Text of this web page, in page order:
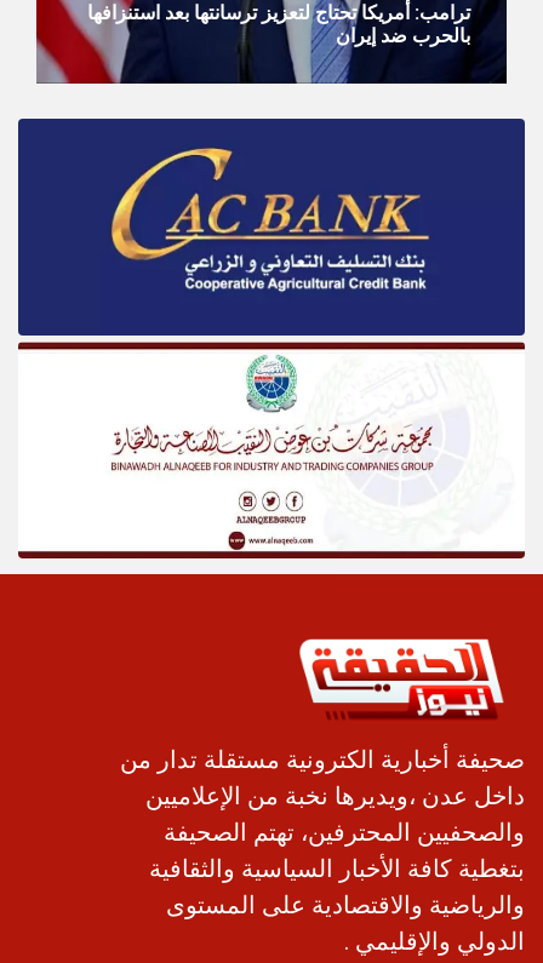
ترامب: أمريكا تحتاج لتعزيز ترسانتها بعد استنزافها
بالحرب ضد إيران
صحيفة أخبارية الكترونية مستقلة تدار من
داخل عدن ،ويديرها نخبة من الإعلاميين
والصحفيين المحترفين، تهتم الصحيفة
بتغطية كافة الأخبار السياسية والثقافية
والرياضية والاقتصادية على المستوى
الدولي والإقليمي .